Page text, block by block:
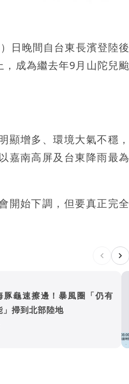
日晚間自台東長濱登陸後
成為繼去年9月山陀兒颱
顯增多、環境大氣不穩，
嘉南高屏及台東降雨最為
開始下調，但要真正完全
豚龜速擦邊！暴風圈「仍有
」掃到北部陸地